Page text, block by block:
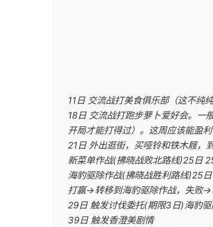
11日 交流战打美食俱乐部（这不纯
18日 交流战打跑步萝卜爱好会。一
开局才能打得过）。这周应该能盈
21日 外出逛街，买哑铃和铁木屐，
新菜单作战(拂晓战败北路线)25日
海豹驱除作战(拂晓战胜利路线)25
打赢→转移到海豹驱除作战，失败→
29日 触发讨伐委托(期限3日)海豹
39日 触发香澄美剧情